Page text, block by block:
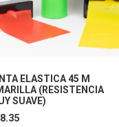
ELASTICA 45 M
(RESISTENCIA
SUAVE)